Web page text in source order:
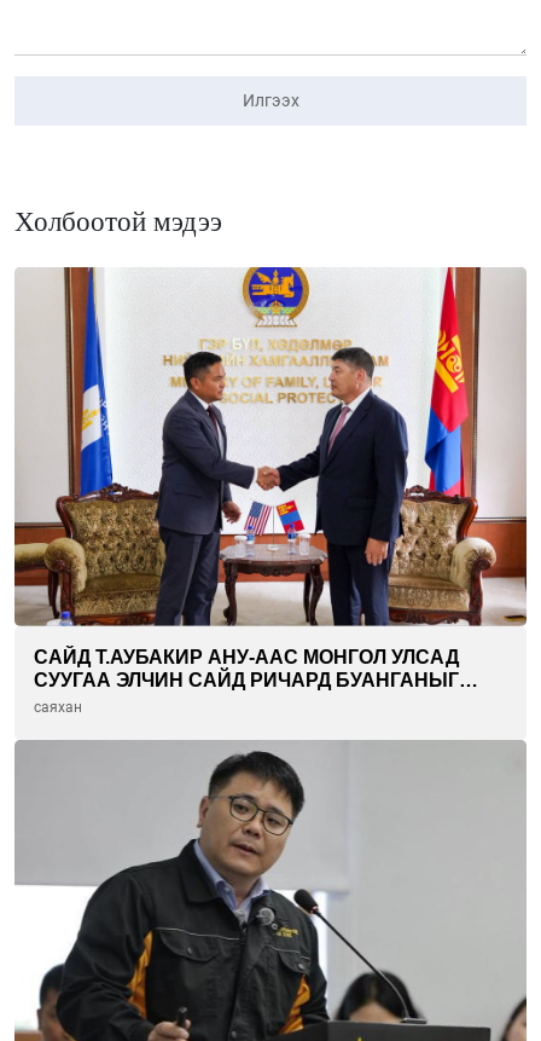
Илгээх
Холбоотой мэдээ
САЙД Т.АУБАКИР АНУ-ААС МОНГОЛ УЛСАД
СУУГАА ЭЛЧИН САЙД РИЧАРД БУАНГАНЫГ
ХҮЛЭЭН АВЧ УУЛЗЛАА
саяхан